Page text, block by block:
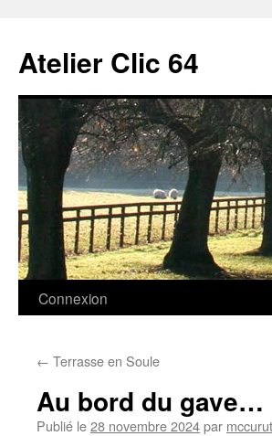
contenu
Atelier Clic 64
Connexion
← Terrasse en Soule
Au bord du gave…
Publié le28 novembre 2024par